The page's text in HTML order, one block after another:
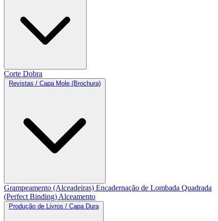
Corte Dobra
Revistas / Capa Mole (Brochura)
Grampeamento (Alceadeiras) Encadernação de Lombada Quadrada
(Perfect Binding) Alceamento
Produção de Livros / Capa Dura